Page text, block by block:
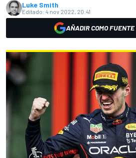
Luke Smith
Editado: 4 nov 2022, 20:41
AÑADIR COMO